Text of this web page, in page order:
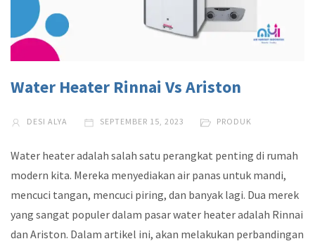
Water Heater Rinnai Vs Ariston
DESI ALYA SEPTEMBER 15, 2023 PRODUK
Water heater adalah salah satu perangkat penting di rumah
modern kita. Mereka menyediakan air panas untuk mandi,
mencuci tangan, mencuci piring, dan banyak lagi. Dua merek
yang sangat populer dalam pasar water heater adalah Rinnai
dan Ariston. Dalam artikel ini, akan melakukan perbandingan